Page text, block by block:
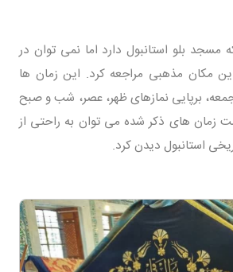
مسجد بلو استانبول دارد اما نمی توان در
مکان مذهبی مراجعه کرد. این زمان ها
جمعه، برپایی نمازهای ظهر، عصر، شب و صبح
های ذکر شده می توان به راحتی از
استانبول دیدن کرد.